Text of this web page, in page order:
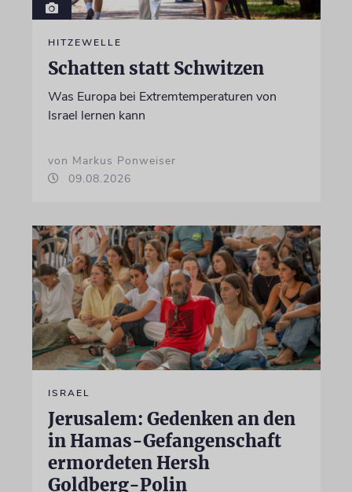
HITZEWELLE
Schatten statt Schwitzen
Was Europa bei Extremtemperaturen von
Israel lernen kann
von Markus Ponweiser
09.08.2026
ISRAEL
Jerusalem: Gedenken an den
in Hamas-Gefangenschaft
ermordeten Hersh
Goldberg-Polin